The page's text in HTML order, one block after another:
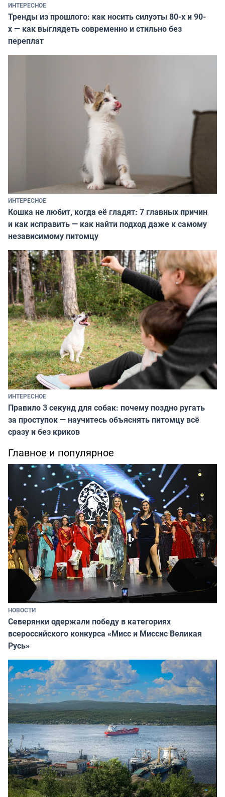
ИНТЕРЕСНОЕ
Тренды из прошлого: как носить силуэты 80-х и 90-
х — как выглядеть современно и стильно без
переплат
ИНТЕРЕСНОЕ
Кошка не любит, когда её гладят: 7 главных причин
и как исправить — как найти подход даже к самому
независимому питомцу
ИНТЕРЕСНОЕ
Правило 3 секунд для собак: почему поздно ругать
за проступок — научитесь объяснять питомцу всё
сразу и без криков
Главное и популярное
НОВОСТИ
Северянки одержали победу в категориях
всероссийского конкурса «Мисс и Миссис Великая
Русь»